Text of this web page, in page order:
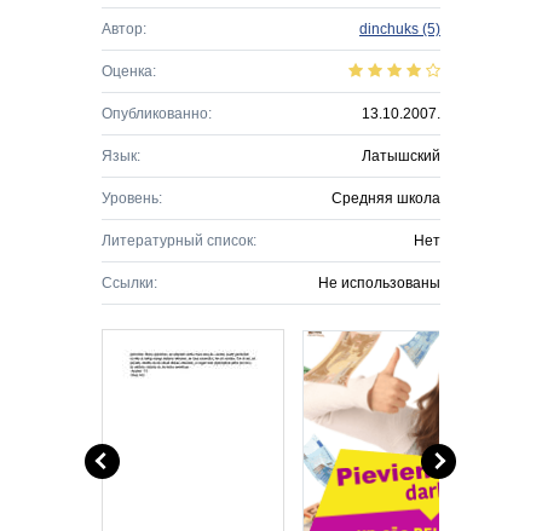
Автор: dinchuks (5)
Оценка:
Опубликованно: 13.10.2007.
Язык: Латышский
Уровень: Средняя школа
Литературный список: Нет
Ссылки: Не использованы